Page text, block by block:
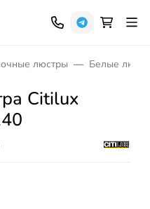
люстры Белые
Citilux